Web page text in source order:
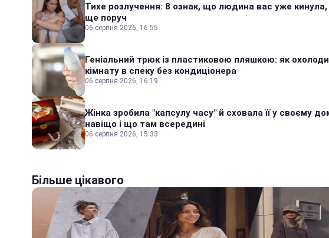
Тихе розлучення: 8 ознак, що людина вас уже кинула,
ще поруч
06 серпня 2026, 16:55
Геніальний трюк із пластиковою пляшкою: як
кімнату в спеку без кондиціонера
06 серпня 2026, 16:19
Жінка зробила "капсулу часу" й сховала її у своєму
навіщо і що там всередині
06 серпня 2026, 15:33
Більше цікавого